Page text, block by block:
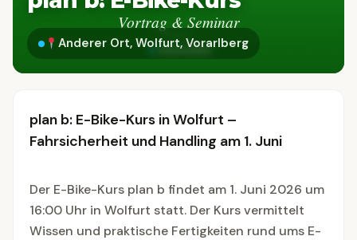
Anderer Ort, Wolfurt, Vorarlberg
plan b: E-Bike-Kurs in Wolfurt –
Fahrsicherheit und Handling am 1. Juni
Der E-Bike-Kurs plan b findet am 1. Juni 2026 um
16:00 Uhr in Wolfurt statt. Der Kurs vermittelt
Wissen und praktische Fertigkeiten rund ums E-